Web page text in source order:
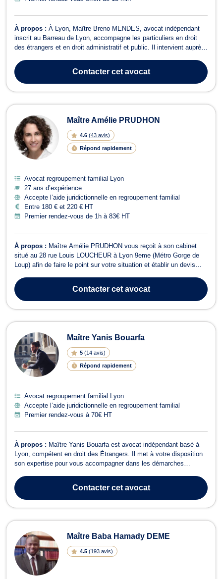
À propos : À Lyon, Maître Breno MENDES, avocat indépendant
inscrit au Barreau de Lyon, accompagne les particuliers en droit
des étrangers et en droit administratif et public. Il intervient auprès
des contentieux devant le tribunal administratif, et vous conseille
dans le c...
Contactercet avocat
Maître Amélie PRUDHON
4.6 (43 avis)
Répond rapidement
Avocat regroupement familial Lyon
27 ans d’expérience
Accepte l’aide juridictionnelle en regroupement familial
Entre 180 € et 220 € HT
Premier rendez-vous de 1h à 83€ HT
À propos : Maître Amélie PRUDHON vous reçoit à son cabinet
situé au 28 rue Louis LOUCHEUR à Lyon 9eme (Métro Gorge de
Loup) afin de faire le point sur votre situation et établir un devis
vous renseignera sur vos droits et le meilleur moyen de traiter le
problème auquel vo...Contactercet avocat
Maître Yanis Bouarfa
5 (14 avis)
Répond rapidement
Avocat regroupement familial Lyon
Accepte l’aide juridictionnelle en regroupement familial
Premier rendez-vous à 70€ HT
À propos : Maître Yanis Bouarfa est avocat indépendant basé à
Lyon, compétent en droit des Étrangers. Il met à votre disposition
son expertise pour vous accompagner dans les démarches
d'intervention incluent : Contentieux des OQTF (Obligation de
Quitter le Territoire Français) Sé...
Contactercet avocat
Maître Baba Hamady DEME
4.5 (193 avis)